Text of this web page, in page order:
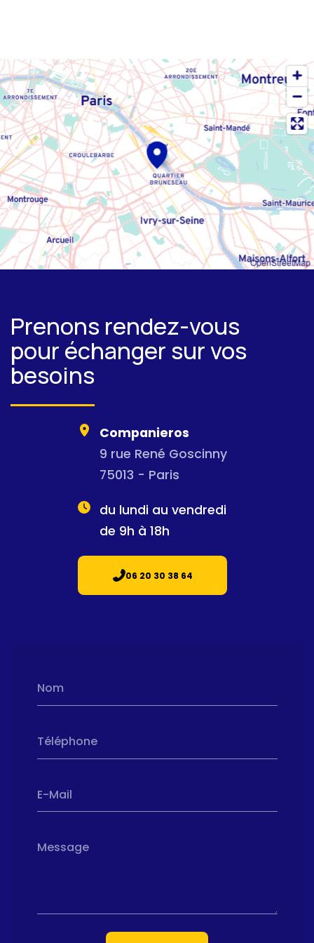
OpenStreetMap
Prenons rendez-vous
pour échanger sur vos
besoins
Nom
Téléphone
E-Mail
Message
Companieros
9 rue René Goscinny
75013 - Paris
du lundi au vendredi
de 9h à 18h
06 20 30 38 64